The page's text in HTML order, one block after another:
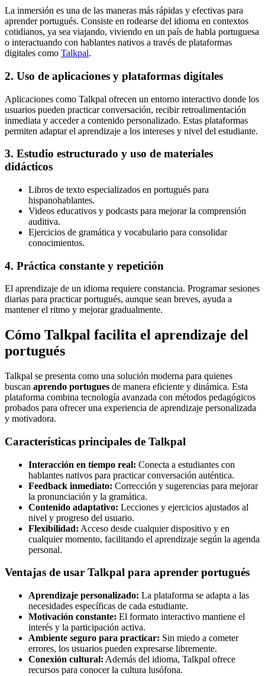
La inmersión es una de las maneras más rápidas y efectivas para
aprender portugués. Consiste en rodearse del idioma en contextos
cotidianos, ya sea viajando, viviendo en un país de habla portuguesa
o interactuando con hablantes nativos a través de plataformas
digitales como Talkpal.
2. Uso de aplicaciones y plataformas digitales
Aplicaciones como Talkpal ofrecen un entorno interactivo donde los
usuarios pueden practicar conversación, recibir retroalimentación
inmediata y acceder a contenido personalizado. Estas plataformas
permiten adaptar el aprendizaje a los intereses y nivel del estudiante.
3. Estudio estructurado y uso de materiales
didácticos
Libros de texto especializados en portugués para
hispanohablantes.
Videos educativos y podcasts para mejorar la comprensión
auditiva.
Ejercicios de gramática y vocabulario para consolidar
conocimientos.
4. Práctica constante y repetición
El aprendizaje de un idioma requiere constancia. Programar sesiones
diarias para practicar portugués, aunque sean breves, ayuda a
mantener el ritmo y mejorar gradualmente.
Cómo Talkpal facilita el aprendizaje del
portugués
Talkpal se presenta como una solución moderna para quienes
buscan aprendo portugues de manera eficiente y dinámica. Esta
plataforma combina tecnología avanzada con métodos pedagógicos
probados para ofrecer una experiencia de aprendizaje personalizada
y motivadora.
Características principales de Talkpal
Interacción en tiempo real: Conecta a estudiantes con
hablantes nativos para practicar conversación auténtica.
Feedback inmediato: Corrección y sugerencias para mejorar
la pronunciación y la gramática.
Contenido adaptativo: Lecciones y ejercicios ajustados al
nivel y progreso del usuario.
Flexibilidad: Acceso desde cualquier dispositivo y en
cualquier momento, facilitando el aprendizaje según la agenda
personal.
Ventajas de usar Talkpal para aprender portugués
Aprendizaje personalizado: La plataforma se adapta a las
necesidades específicas de cada estudiante.
Motivación constante: El formato interactivo mantiene el
interés y la participación activa.
Ambiente seguro para practicar: Sin miedo a cometer
errores, los usuarios pueden expresarse libremente.
Conexión cultural: Además del idioma, Talkpal ofrece
recursos para conocer la cultura lusófona.